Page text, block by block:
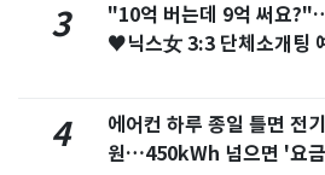
3
"10억 버는데 9억 써요
♥닉스女 3:3 단체소개팅
4
에어컨 하루 종일 틀면 전
원…450kWh 넘으면 '요